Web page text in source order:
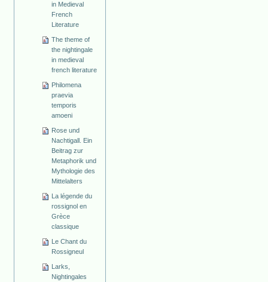
in Medieval
French
Literature
The theme of
the nightingale
in medieval
french literature
Philomena
praevia
temporis
amoeni
Rose und
Nachtigall. Ein
Beitrag zur
Metaphorik und
Mythologie des
Mittelalters
La légende du
rossignol en
Grèce
classique
Le Chant du
Rossigneul
Larks,
Nightingales